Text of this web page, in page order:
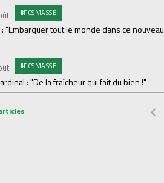
#FCSMASSE
: "Embarquer tout le monde dans ce nouveau
#FCSMASSE
: "De la fraîcheur qui fait du bien !"